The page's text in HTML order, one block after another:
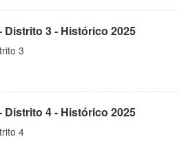
Distrito 3 - Histórico 2025
3
Distrito 4 - Histórico 2025
4